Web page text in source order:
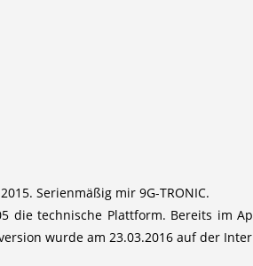
Serienmäßig mir 9G-TRONIC.
die technische Plattform. Bereits im
wurde am 23.03.2016 auf der